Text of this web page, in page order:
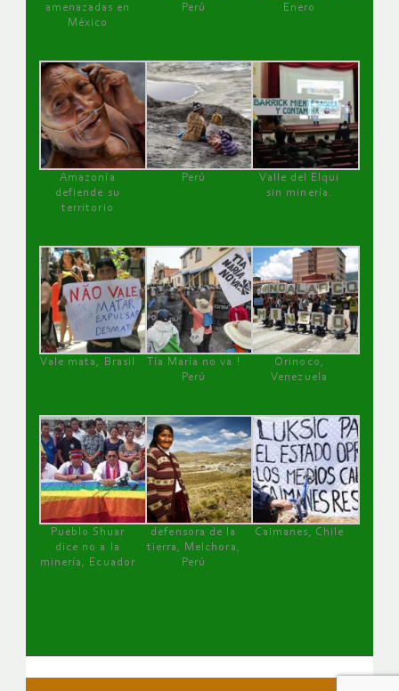
amenazadas en
México
Perú
Enero
Amazonía
defiende su
territorio
Perú
Valle del Elqui
sin minería.
Vale mata, Brasil
Tía María no va !
Perú
Orinoco,
Venezuela
Pueblo Shuar
dice no a la
minería, Ecuador
defensora de la
tierra, Melchora,
Perú
Caimanes, Chile